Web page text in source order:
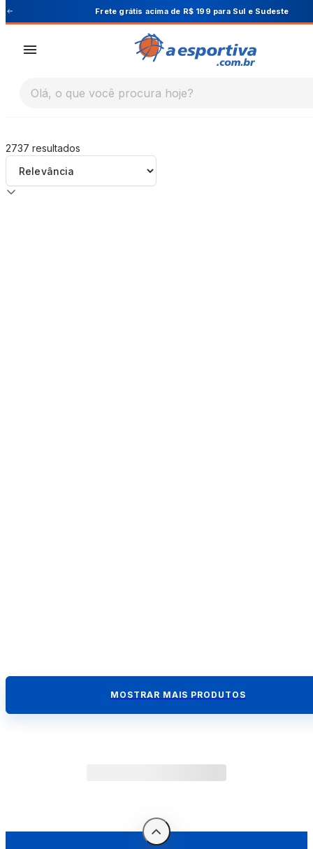
A Esportiva Frete grátis acima de R$ 199 para Sul e Sudeste
Olá, o que você procura hoje?
2737 resultados
MOSTRAR MAIS PRODUTOS